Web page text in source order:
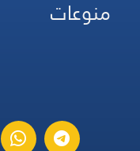
منوعات